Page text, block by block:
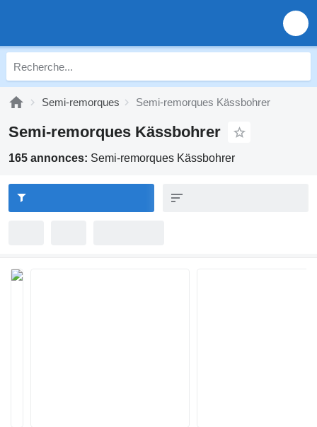
Semi-remorques Semi-remorques Kässbohrer
Semi-remorques Kässbohrer
165 annonces: Semi-remorques Kässbohrer